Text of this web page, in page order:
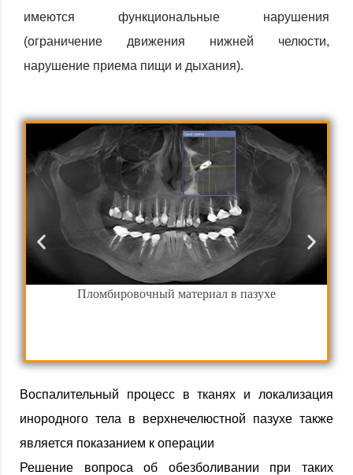
имеются функциональные нарушения
(ограничение движения нижней челюсти,
нарушение приема пищи и дыхания).
Пломбировочный материал в пазухе
Воспалительный процесс в тканях и локализация
инородного тела в верхнечелюстной пазухе также
является показанием к операции
Решение вопроса об обезболивании при таких